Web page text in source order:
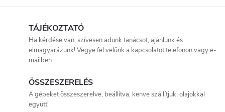
TÁJÉKOZTATÓ
Ha kérdése van, szívesen adunk tanácsot, ajánlunk és
elmagyarázunk! Vegye fel velünk a kapcsolatot telefonon vagy e-
mailben.
ÖSSZESZERELÉS
A gépeket összeszerelve, beállítva, kenve szállítjuk, olajokkal
együtt!